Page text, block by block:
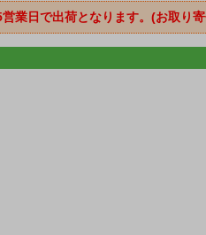
業日で出荷となります。(お取り寄